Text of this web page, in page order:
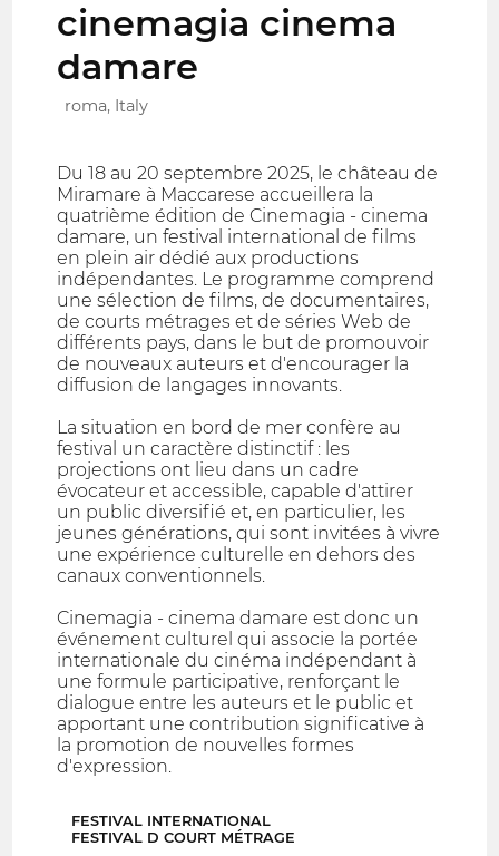
cinemagia cinema
damare
roma, Italy
Du 18 au 20 septembre 2025, le château de
Miramare à Maccarese accueillera la
quatrième édition de Cinemagia - cinema
damare, un festival international de films
en plein air dédié aux productions
indépendantes. Le programme comprend
une sélection de films, de documentaires,
de courts métrages et de séries Web de
différents pays, dans le but de promouvoir
de nouveaux auteurs et d'encourager la
diffusion de langages innovants.
La situation en bord de mer confère au
festival un caractère distinctif : les
projections ont lieu dans un cadre
évocateur et accessible, capable d'attirer
un public diversifié et, en particulier, les
jeunes générations, qui sont invitées à vivre
une expérience culturelle en dehors des
canaux conventionnels.
Cinemagia - cinema damare est donc un
événement culturel qui associe la portée
internationale du cinéma indépendant à
une formule participative, renforçant le
dialogue entre les auteurs et le public et
apportant une contribution significative à
la promotion de nouvelles formes
d'expression.
FESTIVAL INTERNATIONAL
FESTIVAL D COURT MÉTRAGE